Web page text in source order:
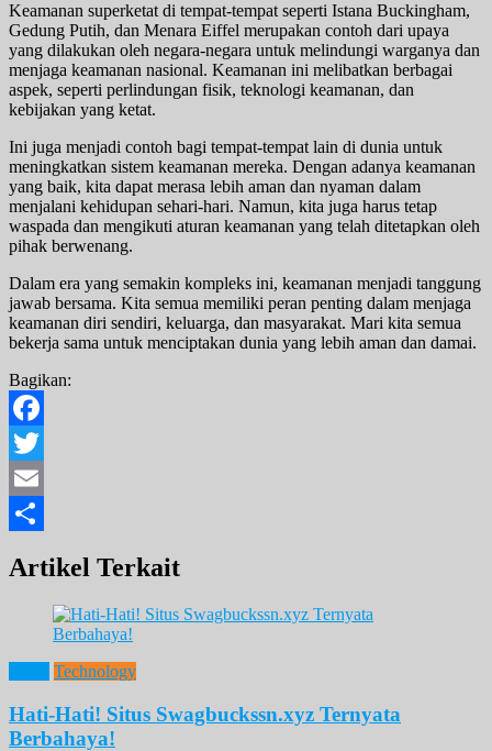
Keamanan superketat di tempat-tempat seperti Istana Buckingham,
Gedung Putih, dan Menara Eiffel merupakan contoh dari upaya
yang dilakukan oleh negara-negara untuk melindungi warganya dan
menjaga keamanan nasional. Keamanan ini melibatkan berbagai
aspek, seperti perlindungan fisik, teknologi keamanan, dan
kebijakan yang ketat.
Ini juga menjadi contoh bagi tempat-tempat lain di dunia untuk
meningkatkan sistem keamanan mereka. Dengan adanya keamanan
yang baik, kita dapat merasa lebih aman dan nyaman dalam
menjalani kehidupan sehari-hari. Namun, kita juga harus tetap
waspada dan mengikuti aturan keamanan yang telah ditetapkan oleh
pihak berwenang.
Dalam era yang semakin kompleks ini, keamanan menjadi tanggung
jawab bersama. Kita semua memiliki peran penting dalam menjaga
keamanan diri sendiri, keluarga, dan masyarakat. Mari kita semua
bekerja sama untuk menciptakan dunia yang lebih aman dan damai.
Bagikan:
Facebook
Twitter
Email
Artikel Terkait
Technology
Hati-Hati! Situs Swagbuckssn.xyz Ternyata
Berbahaya!